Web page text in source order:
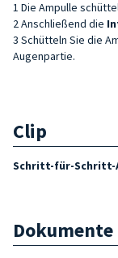
1 Die Ampulle
2 Anschließend die
3 Schütteln Sie die
Augenpartie.
Clip
Schritt-für-Schritt-
Dokumente